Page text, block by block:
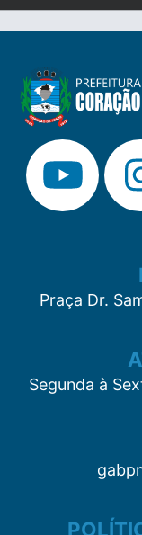
Praça Dr.
Segunda à